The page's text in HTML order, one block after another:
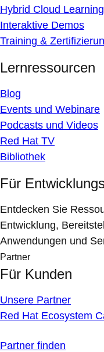
Hybrid Cloud
Interaktive Demos
Training &
Lernressourcen
Blog
Events und Webinare
Podcasts und Videos
Red Hat TV
Bibliothek
Für
Entdecken Sie
Entwicklung,
Anwendungen und
Partner
Für Kunden
Unsere Partner
Red Hat Ecosystem
Partner finden